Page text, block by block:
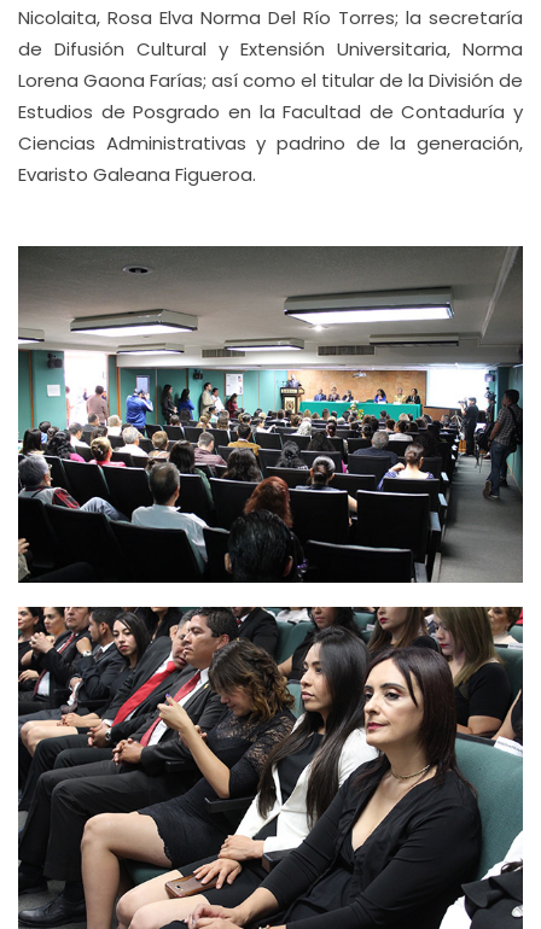
Nicolaita, Rosa Elva Norma Del Río Torres; la secretaría
de Difusión Cultural y Extensión Universitaria, Norma
Lorena Gaona Farías; así como el titular de la División de
Estudios de Posgrado en la Facultad de Contaduría y
Ciencias Administrativas y padrino de la generación,
Evaristo Galeana Figueroa.